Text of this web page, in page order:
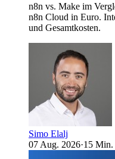
n8n vs. Make im
n8n Cloud in Euro.
und Gesamtkosten.
Simo Elalj
07 Aug. 2026·15 Min.